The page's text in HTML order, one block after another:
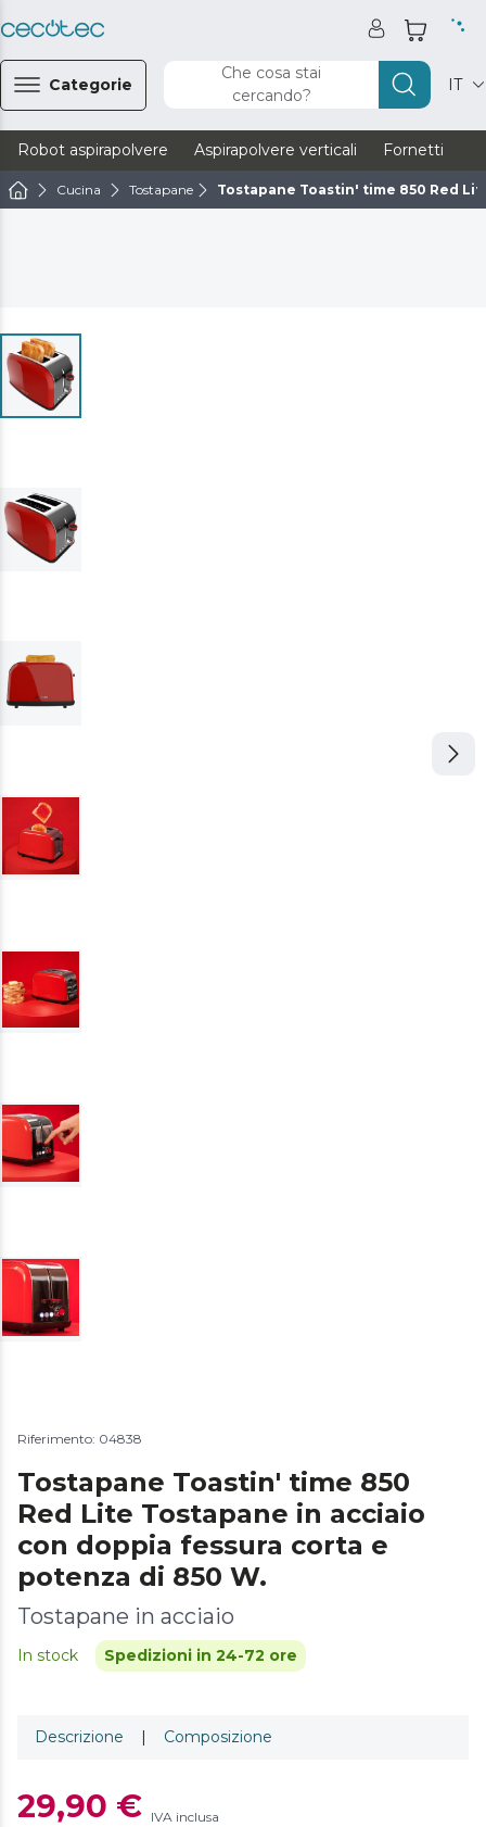
Categorie
Che cosa stai
cercando?
IT
Robot aspirapolvere Aspirapolvere verticali Fornetti
Cucina Tostapane Tostapane Toastin' time 850 Red
Riferimento: 04838
Tostapane Toastin' time 850
Red Lite Tostapane in acciaio
con doppia fessura corta e
potenza di 850 W.
Tostapane in acciaio
In stock Spedizioni in 24-72 ore
Descrizione | Composizione
29,90 € IVA inclusa